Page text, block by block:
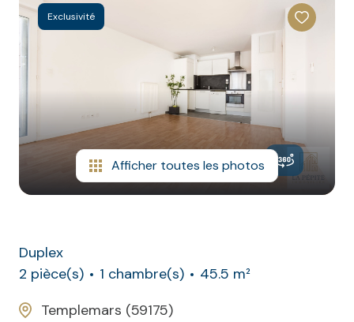
NOS
CLIENTS
CONTACT
Exclusivité
Afficher toutes les photos
Duplex
2 pièce(s)
1 chambre(s)
45.5 m²
Templemars (59175)